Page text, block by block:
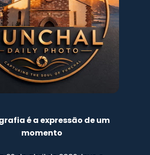
é a expressão de um
momento